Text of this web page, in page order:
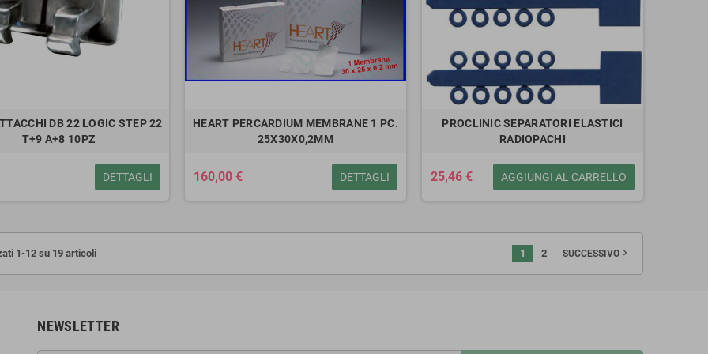
DB 22 LOGIC STEP 22
T+9 A+8 10PZ
DETTAGLI
HEART PERCARDIUM MEMBRANE 1 PC.
25X30X0,2MM
160,00 € DETTAGLI
PROCLINIC SEPARATORI ELASTICI
RADIOPACHI
25,46 € AGGIUNGI AL CARRELLO
1-12 su 19 articoli 1 2 SUCCESSIVOnavigate_next
NEWSLETTER